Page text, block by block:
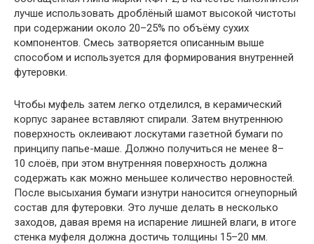
лучше использовать дроблёный шамот высокой чистоты
при содержании около 20–25% по объёму сухих
компонентов. Смесь затворяется описанным выше
способом и используется для формирования внутренней
футеровки.
Чтобы муфель затем легко отделился, в керамический
корпус заранее вставляют спирали. Затем внутреннюю
поверхность оклеивают лоскутами газетной бумаги по
принципу папье-маше. Должно получиться не менее 8–
10 слоёв, при этом внутренняя поверхность должна
содержать как можно меньшее количество неровностей.
После высыхания бумаги изнутри наносится огнеупорный
состав для футеровки. Это лучше делать в несколько
заходов, давая время на испарение лишней влаги, в итоге
стенка муфеля должна достичь толщины 15–20 мм.